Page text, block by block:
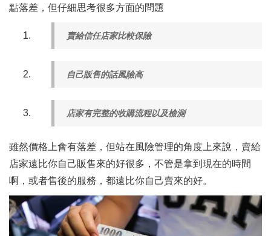
點落差，但仔細思考很多方面的問題
賣給信任店家比較保險
自己販售的話風險高
店家有完整的收購流程以及檢測
雖然價格上會有落差，但站在風險管理的角度上來說，賣給
店家遠比你自己販售來的好很多，不管是拿到現在的時間
啊，或者售後的服務，都遠比你自己賣來的好。